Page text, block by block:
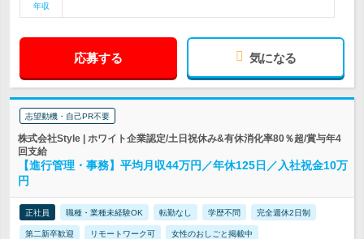
年収
応募する 気になる
志望動機・自己PR不要
株式会社Style | ホワイト企業認定/土日祝休み&有休消化率80％超/賞与年4
回支給
【進行管理・事務】平均月収44万円／年休125日／入社祝金10万
円
正社員 職種・業種未経験OK 転勤なし 学歴不問 完全週休2日制
第二新卒歓迎 リモートワーク可 女性のおしごと掲載中